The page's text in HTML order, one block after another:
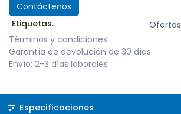
Contáctenos
Etiquetas.
Ofertas
Términos y condiciones
Garantía de devolución de 30 días
Envío: 2-3 días laborales
Especificaciones